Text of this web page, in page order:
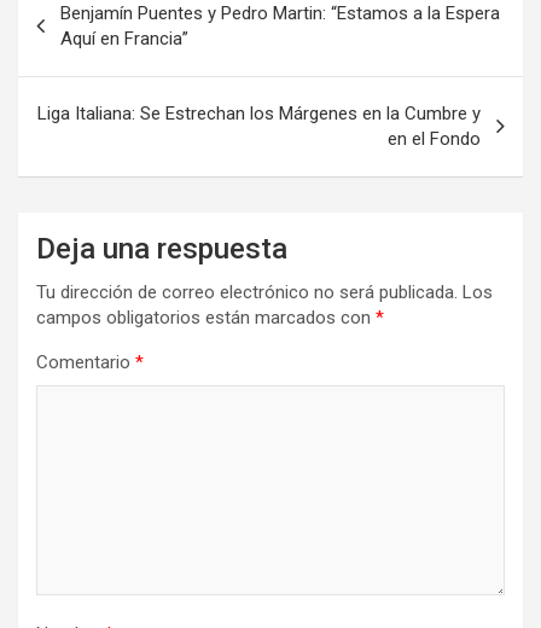
de
entradas
Benjamín Puentes y Pedro Martin: “Estamos a la Espera
Aquí en Francia”
Liga Italiana: Se Estrechan los Márgenes en la Cumbre y
en el Fondo
Deja una respuesta
Tu dirección de correo electrónico no será publicada. Los
campos obligatorios están marcados con *
Comentario *